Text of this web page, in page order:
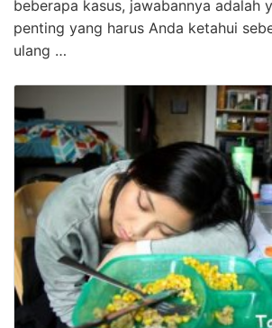
beberapa kasus, jawabannya adalah
penting yang harus Anda ketahui
ulang …